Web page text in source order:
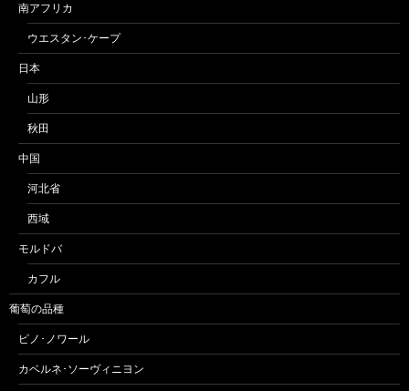
南アフリカ
ウエスタン･ケープ
日本
山形
秋田
中国
河北省
西域
モルドバ
カフル
葡萄の品種
ピノ･ノワール
カベルネ･ソーヴィニヨン